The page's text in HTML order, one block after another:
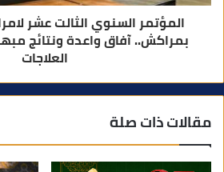
المؤتمر السنوي الثالت عشر
بمراكش.. آفاق واعدة ونتائج
العلاجات
مقالات ذات صلة